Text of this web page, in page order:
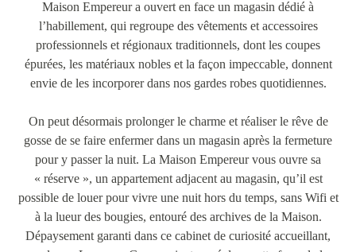
Maison Empereur a ouvert en face un magasin dédié à
l’habillement, qui regroupe des vêtements et accessoires
professionnels et régionaux traditionnels, dont les coupes
épurées, les matériaux nobles et la façon impeccable, donnent
envie de les incorporer dans nos gardes robes quotidiennes.
On peut désormais prolonger le charme et réaliser le rêve de
gosse de se faire enfermer dans un magasin après la fermeture
pour y passer la nuit. La Maison Empereur vous ouvre sa
« réserve », un appartement adjacent au magasin, qu’il est
possible de louer pour vivre une nuit hors du temps, sans Wifi et
à la lueur des bougies, entouré des archives de la Maison.
Dépaysement garanti dans ce cabinet de curiosité accueillant,